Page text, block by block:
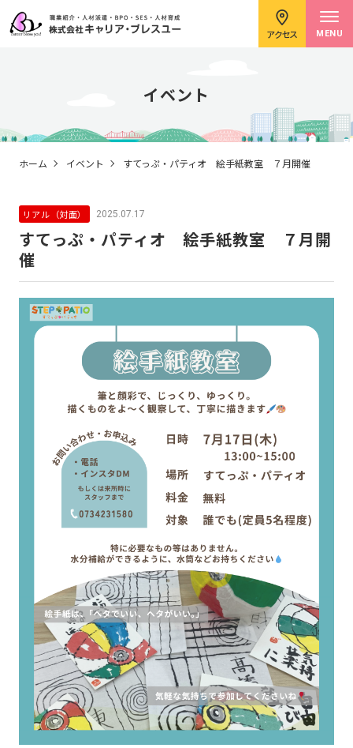
求職者のみなさまへ
企業のみなさまへ
キャリアコンサルタント紹介
イベント情報
会社概要
お知らせ
コンプライアンス基本方針
個人情報の取扱について
個人情報保護方針
反社会的勢力排除方針
派遣事業者行動指針
アクセス MENU
イベント
ホーム イベント すてっぷ・パティオ 絵手紙教室 ７月開催
リアル（対面） 2025.07.17
すてっぷ・パティオ 絵手紙教室 ７月開
催